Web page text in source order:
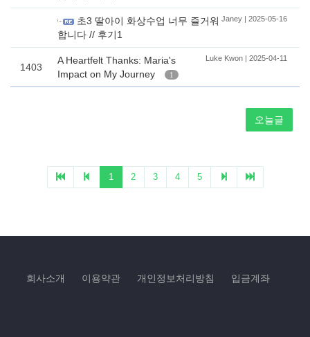
회사소개 이용약관 개인정보처리방침 입금계좌